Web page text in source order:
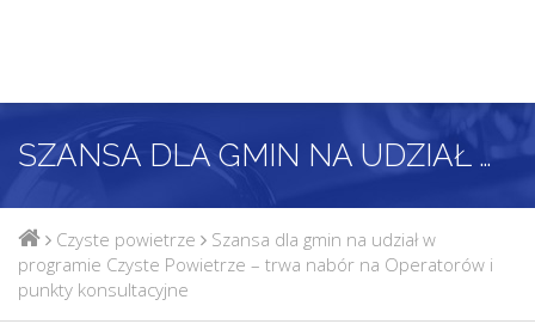
SZANSA DLA GMIN NA UDZIAŁ W PROGRAMIE CZYSTE POWIETRZE – TRWA NABÓR NA OPERATORÓW I PUNKTY KONSULTACYJNE
Czyste powietrze
Szansa dla gmin na udział w
programie Czyste Powietrze – trwa nabór na Operatorów i
punkty konsultacyjne